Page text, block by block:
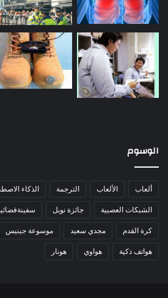
الوسوم
ألعاب الألعاب الترجمة الذكاء
الشبكات العصبية جائزة نوبل
كرة القدم مجدي سعيد موسوعة جينيس
هواتف ذكية هواوي هونار